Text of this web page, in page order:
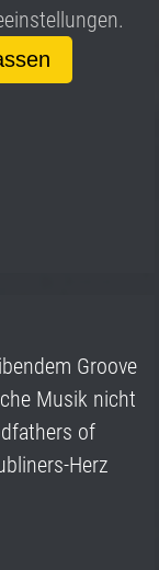
Groove
Musik nicht
of
Herz